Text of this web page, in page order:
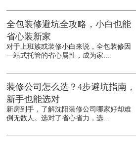
全包装修避坑全攻略，小白也能
省心装新家
对于上班族或装修小白来说，全包装修因
一站式托管的省心属性，成为家...
装修公司怎么选？4步避坑指南，
新手也能选对
新房到手，了解沈阳装修公司哪家好却难
倒无数人。选对了省心省力，选...